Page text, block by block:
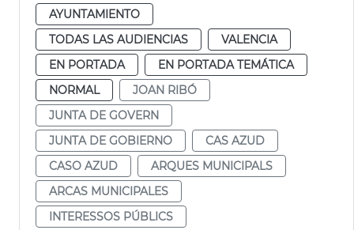
AYUNTAMIENTO
TODAS LAS AUDIENCIAS
VALENCIA
EN PORTADA
EN PORTADA TEMÁTICA
NORMAL
JOAN RIBÓ
JUNTA DE GOVERN
JUNTA DE GOBIERNO
CAS AZUD
CASO AZUD
ARQUES MUNICIPALS
ARCAS MUNICIPALES
INTERESSOS PÚBLICS